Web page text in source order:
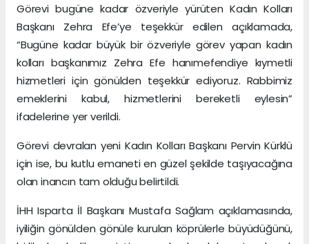
Görevi bugüne kadar özveriyle yürüten Kadın Kolları
Başkanı Zehra Efe’ye teşekkür edilen açıklamada,
“Bugüne kadar büyük bir özveriyle görev yapan kadın
kolları başkanımız Zehra Efe hanımefendiye kıymetli
hizmetleri için gönülden teşekkür ediyoruz. Rabbimiz
emeklerini kabul, hizmetlerini bereketli eylesin”
ifadelerine yer verildi.
Görevi devralan yeni Kadın Kolları Başkanı Pervin Kürklü
için ise, bu kutlu emaneti en güzel şekilde taşıyacağına
olan inancın tam olduğu belirtildi.
İHH Isparta İl Başkanı Mustafa Sağlam açıklamasında,
iyiliğin gönülden gönüle kurulan köprülerle büyüdüğünü,